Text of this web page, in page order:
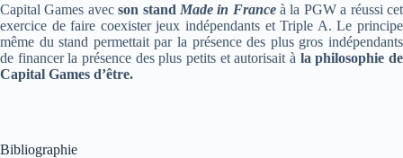
Capital Games avecson stand Made in France à la PGW a réussi cet
exercice de faire coexister jeux indépendants et Triple A. Le principe
même du stand permettait par la présence des plus gros indépendants
de financer la présence des plus petits et autorisait à la philosophie de
Capital Games d’être.
Bibliographie